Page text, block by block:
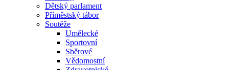
Dětský parlament
Příměstský tábor
Soutěže
Umělecké
Sportovní
Sběrové
Vědomostní